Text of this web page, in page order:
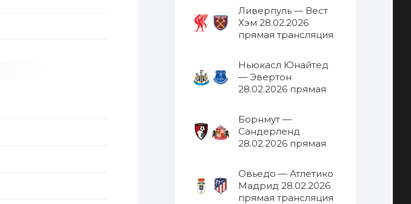
Ливерпуль — Вест
Хэм 28.02.2026
прямая трансляция
Ньюкасл Юнайтед
— Эвертон
28.02.2026 прямая
Борнмут —
Сандерленд
28.02.2026 прямая
Овьедо — Атлетико
Мадрид 28.02.2026
прямая трансляция